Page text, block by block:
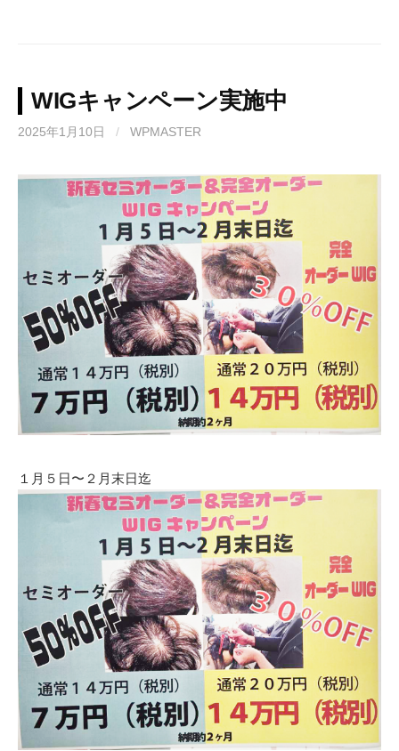
WIGキャンペーン実施中
2025年1月10日 / WPMASTER
１月５日〜２月末日迄